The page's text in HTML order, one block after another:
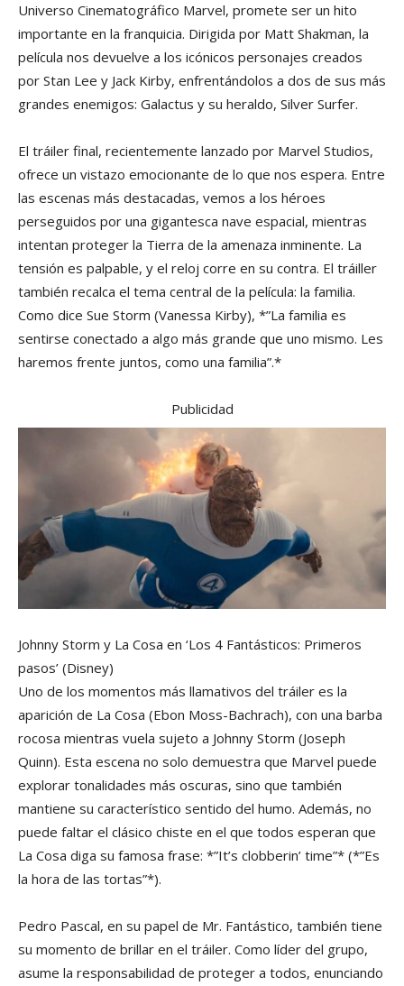
Universo Cinematográfico Marvel, promete ser un hito
importante en la franquicia. Dirigida por Matt Shakman, la
película nos devuelve a los icónicos personajes creados
por Stan Lee y Jack Kirby, enfrentándolos a dos de sus más
grandes enemigos: Galactus y su heraldo, Silver Surfer.
El tráiler final, recientemente lanzado por Marvel Studios,
ofrece un vistazo emocionante de lo que nos espera. Entre
las escenas más destacadas, vemos a los héroes
perseguidos por una gigantesca nave espacial, mientras
intentan proteger la Tierra de la amenaza inminente. La
tensión es palpable, y el reloj corre en su contra. El tráiller
también recalca el tema central de la película: la familia.
Como dice Sue Storm (Vanessa Kirby), *”La familia es
sentirse conectado a algo más grande que uno mismo. Les
haremos frente juntos, como una familia”.*
Publicidad
Johnny Storm y La Cosa en ‘Los 4 Fantásticos: Primeros
pasos’ (Disney)
Uno de los momentos más llamativos del tráiler es la
aparición de La Cosa (Ebon Moss-Bachrach), con una barba
rocosa mientras vuela sujeto a Johnny Storm (Joseph
Quinn). Esta escena no solo demuestra que Marvel puede
explorar tonalidades más oscuras, sino que también
mantiene su característico sentido del humo. Además, no
puede faltar el clásico chiste en el que todos esperan que
La Cosa diga su famosa frase: *”It’s clobberin’ time”* (*”Es
la hora de las tortas”*).
Pedro Pascal, en su papel de Mr. Fantástico, también tiene
su momento de brillar en el tráiler. Como líder del grupo,
asume la responsabilidad de proteger a todos, enunciando